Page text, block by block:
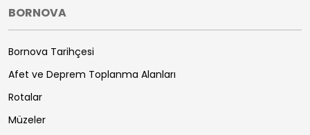
BORNOVA
Bornova Tarihçesi
Afet ve Deprem Toplanma Alanları
Rotalar
Müzeler